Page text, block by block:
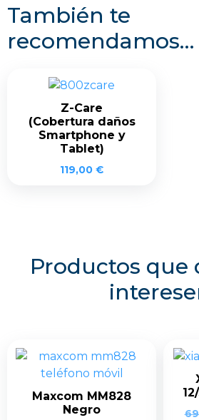
También te
recomendamos…
Z-Care
(Cobertura daños
Smartphone y
Tablet)
119,00 €
Productos que
Maxcom MM828
Negro